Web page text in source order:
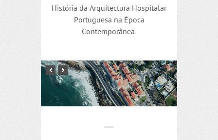
História da Arquitectura Hospitalar
Portuguesa na Época
Contemporânea.